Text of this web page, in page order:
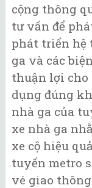
cộng thông
tư vấn để
phát triển hệ
ga và các
thuận lợi cho
dụng đúng
nhà ga của
xe nhà ga
xe cộ hiệu
tuyến metro
vé giao